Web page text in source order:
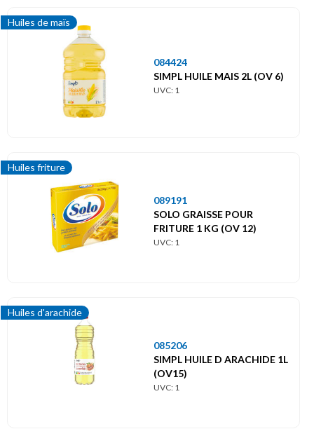
Huiles de maïs
084424
SIMPL HUILE MAIS 2L (OV 6)
UVC: 1
Huiles friture
089191
SOLO GRAISSE POUR
FRITURE 1 KG (OV 12)
UVC: 1
Huiles d'arachide
085206
SIMPL HUILE D ARACHIDE 1L
(OV15)
UVC: 1